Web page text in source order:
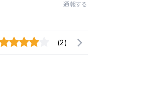
通報する
(2)